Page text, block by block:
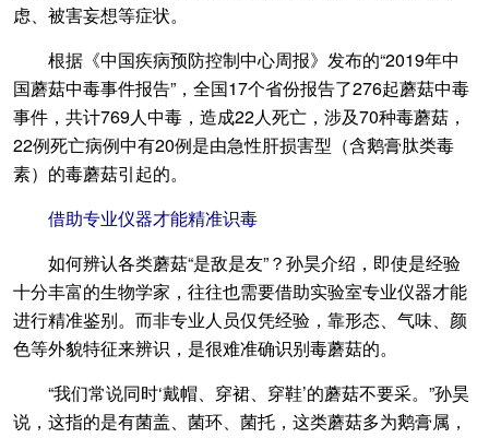
虑、被害妄想等症状。
根据《中国疾病预防控制中心周报》发布的“2019年中
国蘑菇中毒事件报告”，全国17个省份报告了276起蘑菇中毒
事件，共计769人中毒，造成22人死亡，涉及70种毒蘑菇，
22例死亡病例中有20例是由急性肝损害型（含鹅膏肽类毒
素）的毒蘑菇引起的。
借助专业仪器才能精准识毒
如何辨认各类蘑菇“是敌是友”？孙昊介绍，即使是经验
十分丰富的生物学家，往往也需要借助实验室专业仪器才能
进行精准鉴别。而非专业人员仅凭经验，靠形态、气味、颜
色等外貌特征来辨识，是很难准确识别毒蘑菇的。
“我们常说同时‘戴帽、穿裙、穿鞋’的蘑菇不要采。”孙昊
说，这指的是有菌盖、菌环、菌托，这类蘑菇多为鹅膏属，